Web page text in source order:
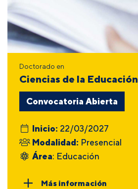
Doctorado en
Ciencias de la Educación
Convocatoria Abierta
Inicio: 22/03/2027
Modalidad: Presencial
Área: Educación
Más información